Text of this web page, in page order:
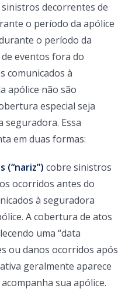
decorrentes de
o período da apólice
o período da
eventos fora do
comunicados à
apólice não são
especial seja
seguradora. Essa
em duas formas:
(“nariz”) cobre sinistros
ocorridos antes do
à seguradora
A cobertura de atos
uma “data
ou danos ocorridos após
geralmente aparece
sua apólice.